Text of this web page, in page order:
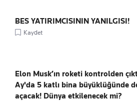
BES YATIRIMCISININ YANILGISI!
Kaydet
Elon Musk’ın roketi kontrolden
Ay'da 5 katlı bina büyüklüğünde
açacak! Dünya etkilenecek mi?